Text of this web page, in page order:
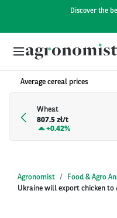
Discover the
Average cereal prices
Wheat
807.5 zł/t
+0.42%
Agronomist Food & Agro
Ukraine will export chicken to